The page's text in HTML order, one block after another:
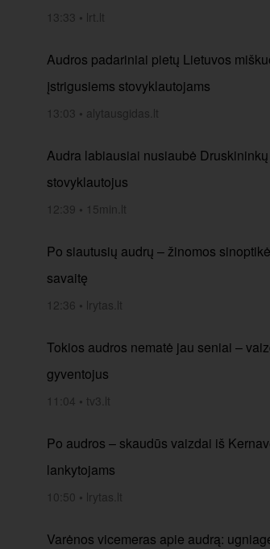
13:33 • lrt.lt
Audros padariniai pietų Lietuvos
įstrigusiems stovyklautojams
13:03 • alytausgidas.lt
Audra labiausiai nusiaubė
stovyklautojus
12:39 • 15min.lt
Po siautusių audrų – žinomos
savaitę
12:36 • lrytas.lt
Tokios audros nematė jau seniai –
gyventojus
11:04 • tv3.lt
Po audros – skaudūs vaizdai iš
lankytojams
10:50 • lrytas.lt
Varėnos vicemeras apie audrą: